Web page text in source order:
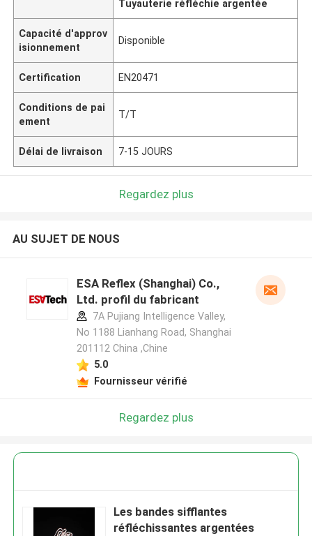
Tuyauterie réfléchie argentée
Capacité d'approv
isionnement
Disponible
Certification EN20471
Conditions de pai
ement
T/T
Délai de livraison 7-15 JOURS
Regardez plus
AU SUJET DE NOUS
ESA Reflex (Shanghai) Co.,
Ltd. profil du fabricant
7A Pujiang Intelligence Valley,
No 1188 Lianhang Road, Shanghai
201112 China ,Chine
5.0
Fournisseur vérifié
Regardez plus
Les bandes sifflantes
réfléchissantes argentées